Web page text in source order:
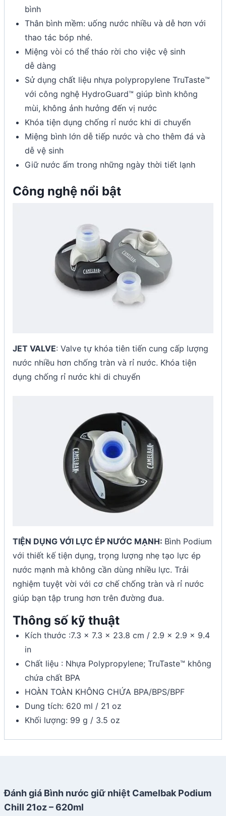
bình
Thân bình mềm: uống nước nhiều và dễ hơn với
thao tác bóp nhé.
Miệng vòi có thể tháo rời cho việc vệ sinh
dễ dàng
Sử dụng chất liệu nhựa polypropylene TruTaste™
với công nghệ HydroGuard™ giúp bình không
mùi, không ảnh hưởng đến vị nước
Khóa tiện dụng chống rỉ nước khi di chuyển
Miệng bình lớn dễ tiếp nước và cho thêm đá và
dễ vệ sinh
Giữ nước ấm trong những ngày thời tiết lạnh
Công nghệ nổi bật
JET VALVE: Valve tự khóa tiên tiến cung cấp lượng
nước nhiều hơn chống tràn và rỉ nước. Khóa tiện
dụng chống rỉ nước khi di chuyển
TIỆN DỤNG VỚI LỰC ÉP NƯỚC MẠNH: Bình Podium
với thiết kế tiện dụng, trọng lượng nhẹ tạo lực ép
nước mạnh mà không cần dùng nhiều lực. Trải
nghiệm tuyệt vời với cơ chế chống tràn và rỉ nước
giúp bạn tập trung hơn trên đường đua.
Thông số kỹ thuật
Kích thước :7.3 x 7.3 x 23.8 cm / 2.9 x 2.9 x 9.4
in
Chất liệu : Nhựa Polypropylene; TruTaste™ không
chứa chất BPA
HOÀN TOÀN KHÔNG CHỨA BPA/BPS/BPF
Dung tích: 620 ml / 21 oz
Khối lượng: 99 g / 3.5 oz
Đánh giá Bình nước giữ nhiệt Camelbak Podium
Chill 21oz – 620ml